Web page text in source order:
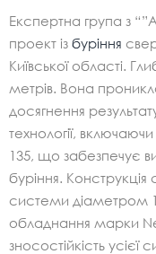
Експертна група з
проект із буріння
Київської області.
метрів. Вона
досягнення
технології,
135, що забезпечує
буріння. Конструкція
системи діаметром
обладнання марки
зносостійкість усієї